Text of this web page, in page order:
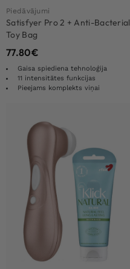
Piedāvājumi
Satisfyer Pro 2 + Anti-Bacterial
Toy Bag
77.80€
Gaisa spiediena tehnoloģija
11 intensitātes funkcijas
Pieejams komplekts viņai